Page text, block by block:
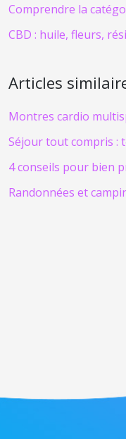
Comprendre la
CBD : huile, fleurs,
Articles
Montres cardio
Séjour tout compris :
4 conseils pour bien
Randonnées et